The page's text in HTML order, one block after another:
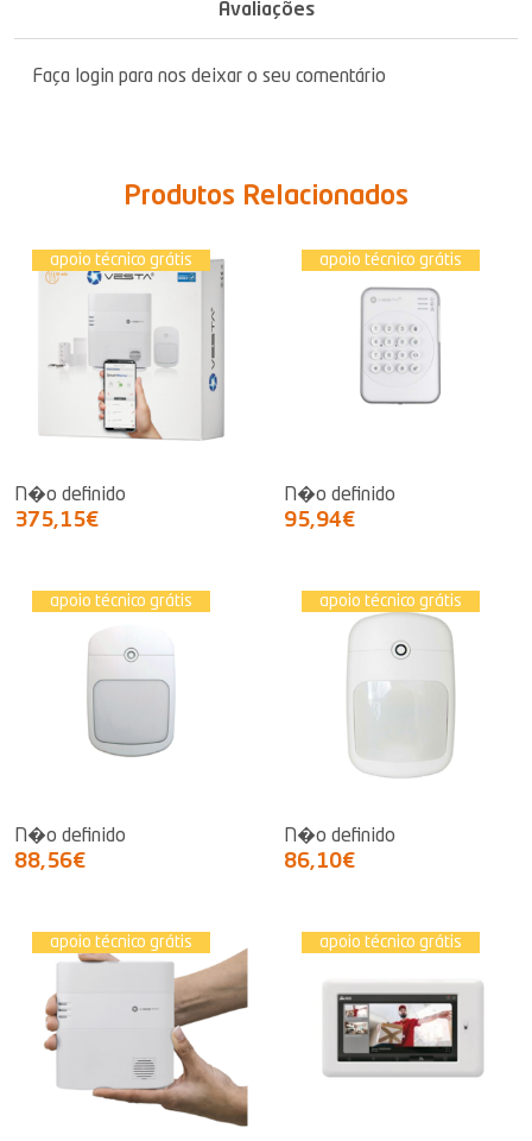
Avaliações
Faça login para nos deixar o seu comentário
Produtos Relacionados
apoio técnico grátis
N�o definido
375,15€
apoio técnico grátis
N�o definido
95,94€
apoio técnico grátis
N�o definido
88,56€
apoio técnico grátis
N�o definido
86,10€
apoio técnico grátis apoio técnico grátis